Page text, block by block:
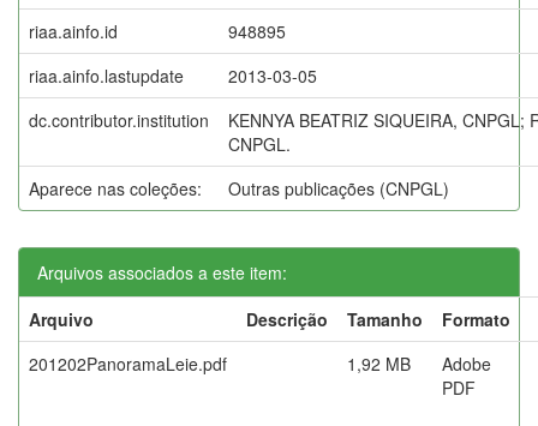
riaa.ainfo.id
948895
riaa.ainfo.lastupdate
2013-03-05
dc.contributor.institution
KENNYA BEATRIZ SIQUEIRA, CNPGL;
CNPGL.
Aparece nas coleções:
Outras publicações (CNPGL)
Arquivos associados a este item:
Arquivo
Descrição Tamanho
Formato
201202PanoramaLeie.pdf
1,92 MB
Adobe
PDF